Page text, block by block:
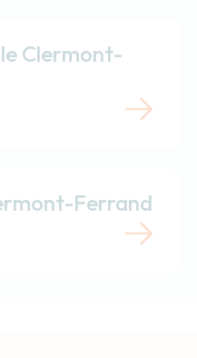
Clermont-
Ferrand